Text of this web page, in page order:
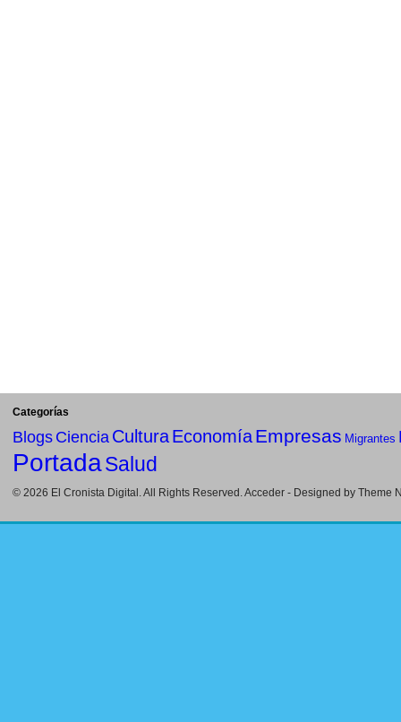
Categorías
BlogsCiencia CulturaEconomíaEmpresas Migrantes
PortadaSalud
© 2026 El Cronista Digital . All Rights Reserved.Acceder - Designed by Theme